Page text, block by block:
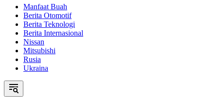
Manfaat Buah
Berita Otomotif
Berita Teknologi
Berita Internasional
Nissan
Mitsubishi
Rusia
Ukraina